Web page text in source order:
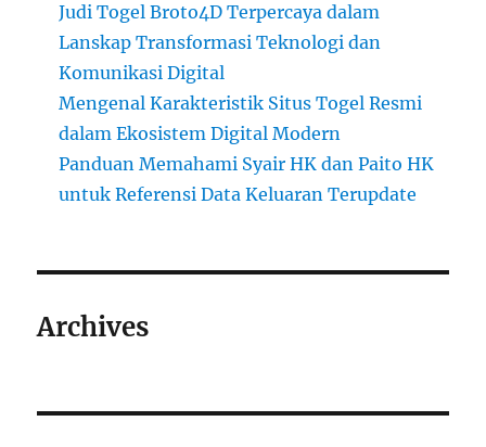
Judi Togel Broto4D Terpercaya dalam
Lanskap Transformasi Teknologi dan
Komunikasi Digital
Mengenal Karakteristik Situs Togel Resmi
dalam Ekosistem Digital Modern
Panduan Memahami Syair HK dan Paito HK
untuk Referensi Data Keluaran Terupdate
Archives